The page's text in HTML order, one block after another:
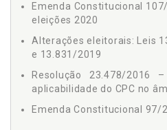
Emenda Constitucional
eleições 2020
Alterações eleitorais: Leis
e 13.831/2019
Resolução 23.478/2016
aplicabilidade do CPC no
Emenda Constitucional 97/